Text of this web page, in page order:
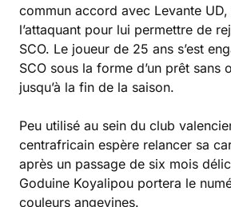
commun accord avec Levante
l’attaquant pour lui permettre de
SCO. Le joueur de 25 ans s’est
SCO sous la forme d’un prêt sans
jusqu’à la fin de la saison.
Peu utilisé au sein du club
centrafricain espère relancer sa
après un passage de six mois
Goduine Koyalipou portera le
couleurs angevines.